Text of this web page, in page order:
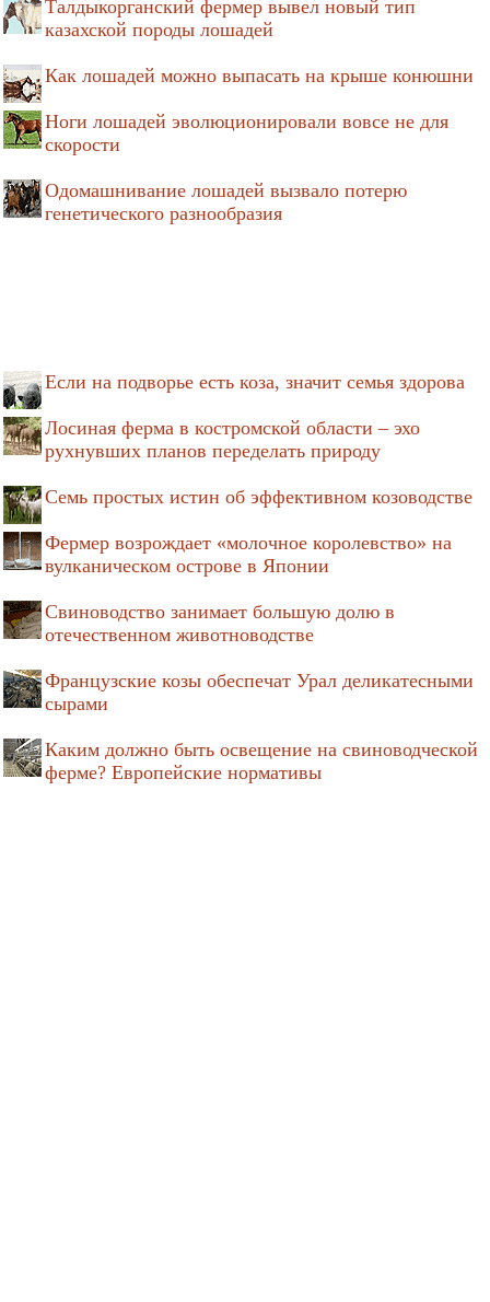
Талдыкорганский фермер вывел новый тип
казахской породы лошадей
Как лошадей можно выпасать на крыше конюшни
Ноги лошадей эволюционировали вовсе не для
скорости
Одомашнивание лошадей вызвало потерю
генетического разнообразия
Если на подворье есть коза, значит семья здорова
Лосиная ферма в костромской области – эхо
рухнувших планов переделать природу
Семь простых истин об эффективном козоводстве
Фермер возрождает «молочное королевство» на
вулканическом острове в Японии
Свиноводство занимает большую долю в
отечественном животноводстве
Французские козы обеспечат Урал деликатесными
сырами
Каким должно быть освещение на свиноводческой
ферме? Европейские нормативы